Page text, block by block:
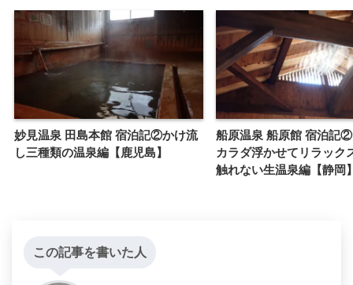
妙見温泉 田島本館 宿泊記②かけ流
し三種類の温泉編【鹿児島】
船原温泉 船原館 宿泊記
カラダ浮かせてリラック
触れない生温泉編【静岡
この記事を書いた人